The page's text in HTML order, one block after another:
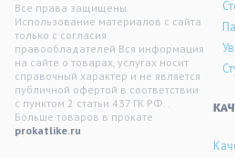
Все права защищены.
Использование материалов с сайта
только с согласия
правообладателей Вся информация
на сайте о товарах, услугах носит
справочный характер и не является
публичной офертой в соответствии
с пунктом 2 статьи 437 ГК РФ. .
Больше товаров в прокате
prokatlike.ru